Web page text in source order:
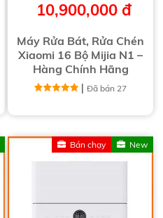
10,900,000 đ
Máy Rửa Bát, Rửa Chén
Xiaomi 16 Bộ Mijia N1 –
Hàng Chính Hãng
|Đã bán 27
New
Bán chạy